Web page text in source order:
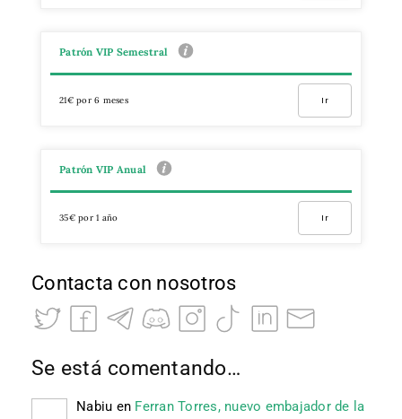
Patrón VIP Semestral
21€ por 6 meses Ir
Patrón VIP Anual
35€ por 1 año Ir
Contacta con nosotros
Se está comentando…
Nabiu en Ferran Torres, nuevo embajador de la